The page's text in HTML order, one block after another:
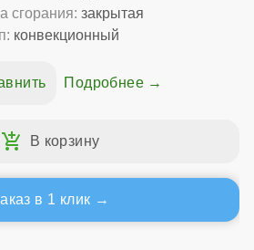
сгорания: закрытая
конвекционный
Подробнее
в 1 клик